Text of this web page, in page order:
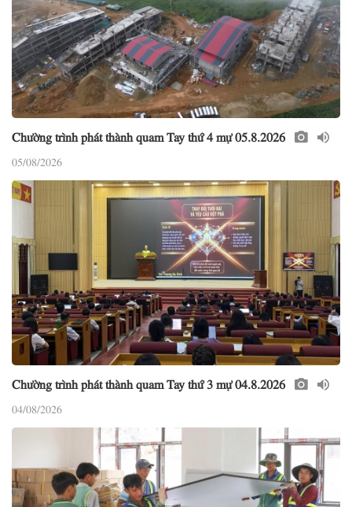
Chường trình phát thành quam Tay thứ 4 mự 05.8.2026
05/08/2026
Chường trình phát thành quam Tay thứ 3 mự 04.8.2026
04/08/2026